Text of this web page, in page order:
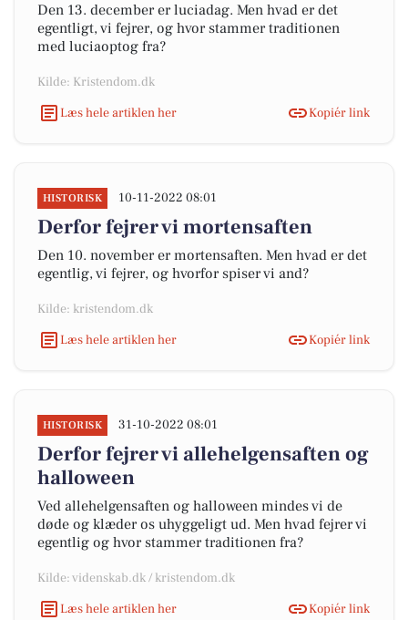
Den 13. december er luciadag. Men hvad er det
egentligt, vi fejrer, og hvor stammer traditionen
med luciaoptog fra?
Kilde: Kristendom.dk
Læs hele artiklen her
Kopiér link
HISTORISK 10-11-2022 08:01
Derfor fejrer vi mortensaften
Den 10. november er mortensaften. Men hvad er det
egentlig, vi fejrer, og hvorfor spiser vi and?
Kilde: kristendom.dk
Læs hele artiklen her
Kopiér link
HISTORISK 31-10-2022 08:01
Derfor fejrer vi allehelgensaften og
halloween
Ved allehelgensaften og halloween mindes vi de
døde og klæder os uhyggeligt ud. Men hvad fejrer vi
egentlig og hvor stammer traditionen fra?
Kilde: videnskab.dk / kristendom.dk
Læs hele artiklen her
Kopiér link